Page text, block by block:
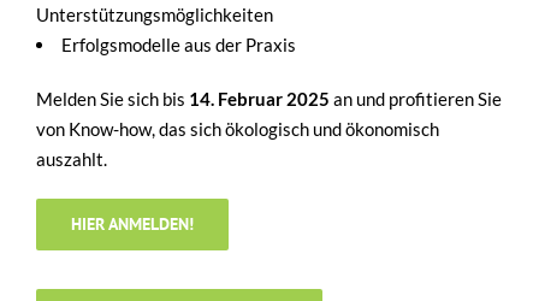
Unterstützungsmöglichkeiten
Erfolgsmodelle aus der Praxis
Melden Sie sich bis 14. Februar 2025 an und profitieren Sie
von Know-how, das sich ökologisch und ökonomisch
auszahlt.
HIER ANMELDEN!